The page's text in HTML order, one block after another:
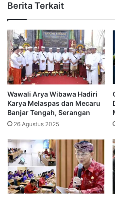
Berita Terkait
Wawali Arya Wibawa Hadiri
Karya Melaspas dan Mecaru
Banjar Tengah, Serangan
26 Agustus 2025